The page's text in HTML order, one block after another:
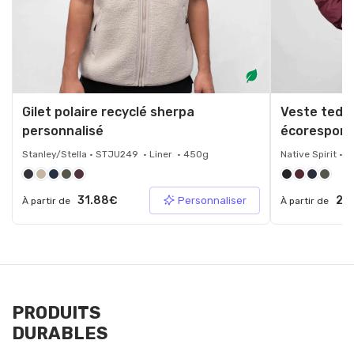
Gilet polaire recyclé sherpa
personnalisé
Stanley/Stella • STJU249 • Liner • 450g
À partir de 31.88€ Personnaliser
Veste
Native Spirit •
À partir de
PRODUITS
DURABLES